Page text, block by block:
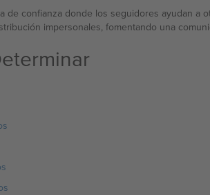
de confianza donde los seguidores ayudan
impersonales, fomentando una